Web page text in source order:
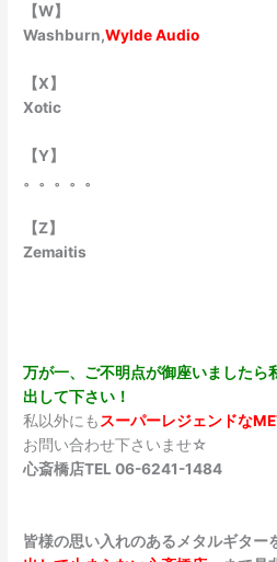
【W】
Washburn,Wylde Audio
【X】
Xotic
【Y】
。。。。。
【Z】
Zemaitis
万が一、ご不明点が御座いましたら
出して下さい！
私以外にも スーパーレジェンドな
お問い合わせ下さいませ☆
心斎橋店TEL 06-6241-1484
皆様の思い入れのあるメタルギター